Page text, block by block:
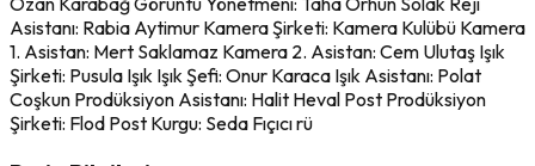
Asistanı: Rabia Aytimur Kamera Şirketi: Kamera Kulübü Kamera
1. Asistan: Mert Saklamaz Kamera 2. Asistan: Cem Ulutaş Işık
Şirketi: Pusula Işık Işık Şefi: Onur Karaca Işık Asistanı: Polat
Coşkun Prodüksiyon Asistanı: Halit Heval Post Prodüksiyon
Şirketi: Flod Post Kurgu: Seda Fıçıcı rü